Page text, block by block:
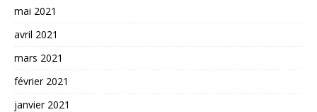
mai 2021
avril 2021
mars 2021
février 2021
janvier 2021